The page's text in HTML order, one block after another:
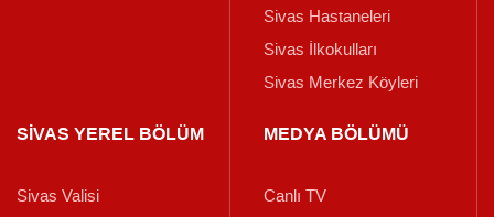
Sivas Hastaneleri
Sivas İlkokulları
Sivas Merkez Köyleri
SİVAS YEREL BÖLÜM
Sivas Valisi
MEDYA BÖLÜMÜ
Canlı TV